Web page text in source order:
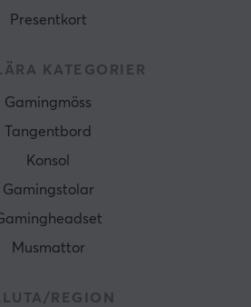
Presentkort
KATEGORIER
Gamingmöss
Tangentbord
Konsol
Gamingstolar
Musmattor
REGION